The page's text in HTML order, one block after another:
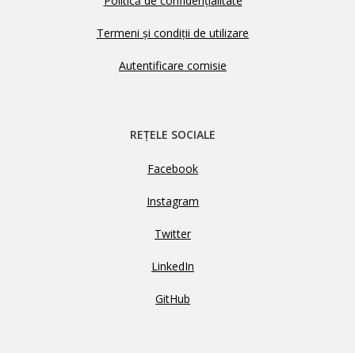
Termeni și condiții de utilizare
Autentificare comisie
REȚELE SOCIALE
Facebook
Instagram
Twitter
LinkedIn
GitHub